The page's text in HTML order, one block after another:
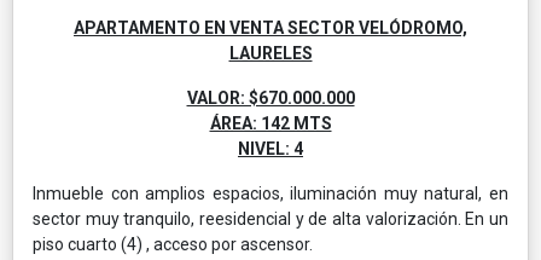
APARTAMENTO EN VENTA SECTOR VELÓDROMO,
LAURELES
VALOR: $670.000.000
ÁREA: 142 MTS
NIVEL: 4
Inmueble con amplios espacios, iluminación muy natural, en
sector muy tranquilo, reesidencial y de alta valorización. En un
piso cuarto (4) , acceso por ascensor.